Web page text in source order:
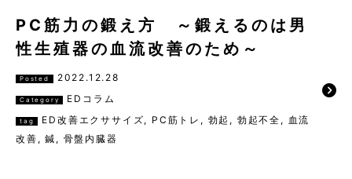
PC筋力の鍛え方 ～鍛えるのは男
性生殖器の血流改善のため～
Posted 2022.12.28
Category EDコラム
tag ED改善エクササイズ, PC筋トレ , 勃起 , 勃起不全 , 血流
改善 ,鍼 , 骨盤内臓器